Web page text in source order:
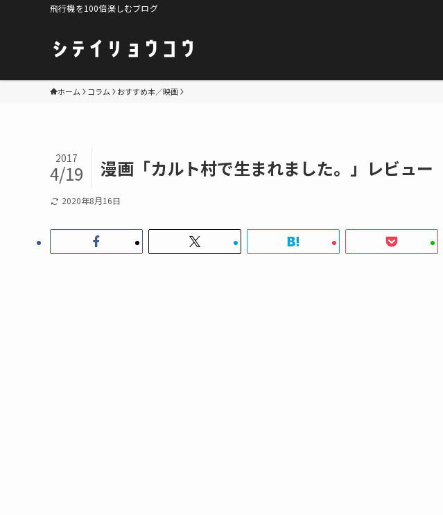
飛行機を100倍楽しむブログ
ホーム コラム おすすめ本／映画
漫画「カルト村で生まれました。」レビュー
2017
4/19
2020年8月16日